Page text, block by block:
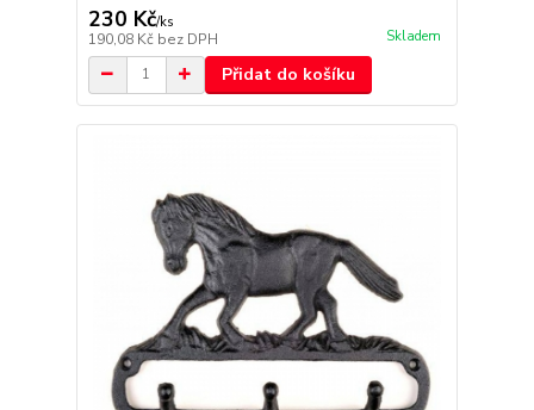
230 Kč/ks
190,08 Kč bez DPH Skladem
Přidat do košíku